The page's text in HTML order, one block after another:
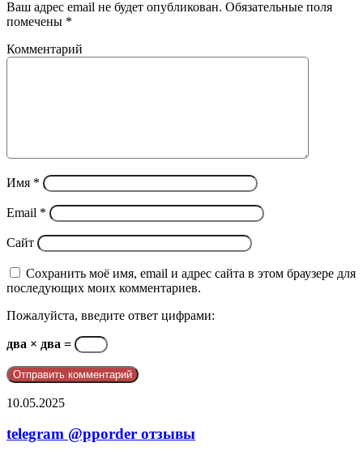
Ваш адрес email не будет опубликован. Обязательные поля
помечены *
Комментарий
Имя *
Email *
Сайт
Сохранить моё имя, email и адрес сайта в этом браузере для
последующих моих комментариев.
Пожалуйста, введите ответ цифрами:
два × два =
telegram
отзывы
10.05.2025
telegram @pporder отзывы